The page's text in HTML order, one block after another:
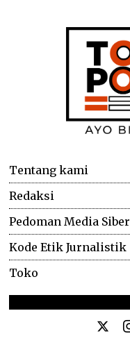
Tentang kami
Redaksi
Pedoman Media Siber
Kode Etik Jurnalistik
Toko